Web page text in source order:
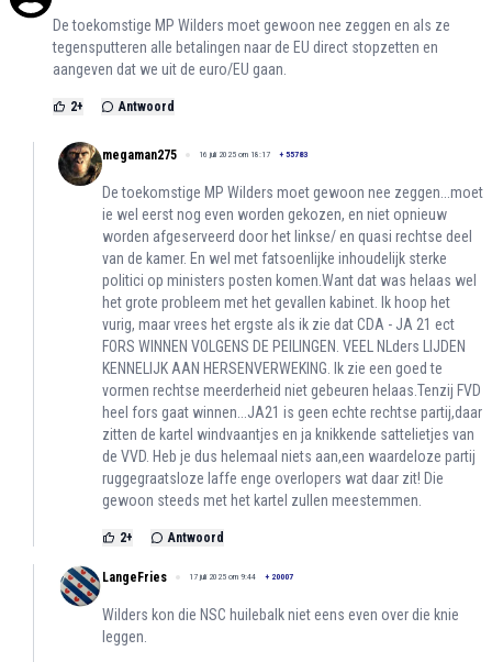
De toekomstige MP Wilders moet gewoon nee zeggen en als ze
tegensputteren alle betalingen naar de EU direct stopzetten en
aangeven dat we uit de euro/EU gaan.
2+ Antwoord
megaman275 16 juli 2025 om 18:17 + 55783
De toekomstige MP Wilders moet gewoon nee zeggen...moet
ie wel eerst nog even worden gekozen, en niet opnieuw
worden afgeserveerd door het linkse/ en quasi rechtse deel
van de kamer. En wel met fatsoenlijke inhoudelijk sterke
politici op ministers posten komen.Want dat was helaas wel
het grote probleem met het gevallen kabinet. Ik hoop het
vurig, maar vrees het ergste als ik zie dat CDA - JA 21 ect
FORS WINNEN VOLGENS DE PEILINGEN. VEEL NLders LIJDEN
KENNELIJK AAN HERSENVERWEKING. Ik zie een goed te
vormen rechtse meerderheid niet gebeuren helaas.Tenzij FVD
heel fors gaat winnen...JA21 is geen echte rechtse partij,daar
zitten de kartel windvaantjes en ja knikkende sattelietjes van
de VVD. Heb je dus helemaal niets aan,een waardeloze partij
ruggegraatsloze laffe enge overlopers wat daar zit! Die
gewoon steeds met het kartel zullen meestemmen.
2+ Antwoord
LangeFries 17 juli 2025 om 9:44 + 20007
Wilders kon die NSC huilebalk niet eens even over die knie
leggen.